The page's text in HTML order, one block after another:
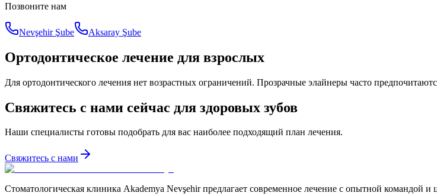
Позвоните нам
Nevşehir Şube Aksaray Şube
Ортодонтическое лечение для взрослых
Для ортодонтического лечения нет возрастных ограничений. Прозрачные элайнеры часто
Свяжитесь с нами сейчас для здоровых зубов
Наши специалисты готовы подобрать для вас наиболее подходящий план лечения.
Свяжитесь с нами
Стоматологическая клиника Akademya Nevşehir предлагает современное лечение с опытной командой